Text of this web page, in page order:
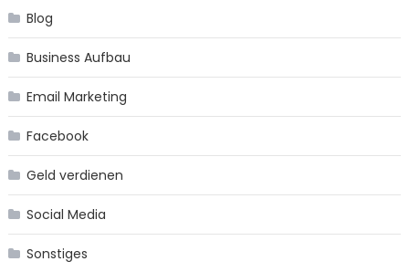
Blog
Business Aufbau
Email Marketing
Facebook
Geld verdienen
Social Media
Sonstiges